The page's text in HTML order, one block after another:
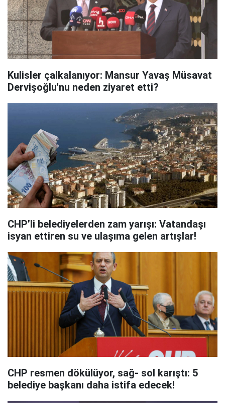
Kulisler çalkalanıyor: Mansur Yavaş Müsavat
Dervişoğlu'nu neden ziyaret etti?
CHP’li belediyelerden zam yarışı: Vatandaşı
isyan ettiren su ve ulaşıma gelen artışlar!
CHP resmen dökülüyor, sağ- sol karıştı: 5
belediye başkanı daha istifa edecek!